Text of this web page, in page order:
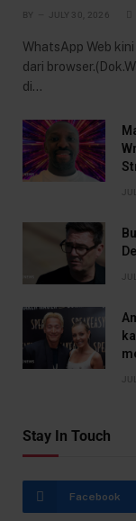
BY JULY 30, 2026
WhatsApp Web
dari
di…
Stay In Touch
Facebook